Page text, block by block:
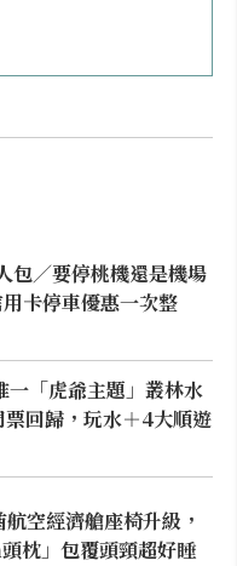
包／要停桃機還是機場
卡停車優惠一次整
一「虎爺主題」叢林水
回歸，玩水＋4大順遊
空經濟艙座椅升級，
枕」包覆頭頸超好睡